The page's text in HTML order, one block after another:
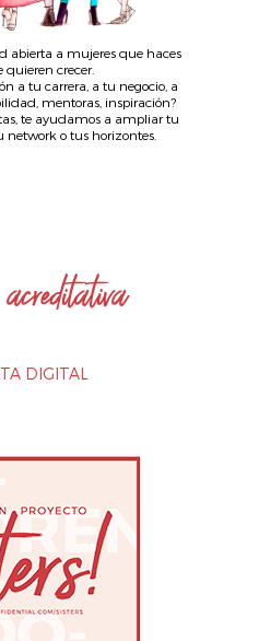
abierta a mujeres que haces
quieren crecer.
a tu carrera, a tu negocio, a
mentoras, inspiración?
te ayudamos a ampliar tu
network o tus horizontes.
DIGITAL